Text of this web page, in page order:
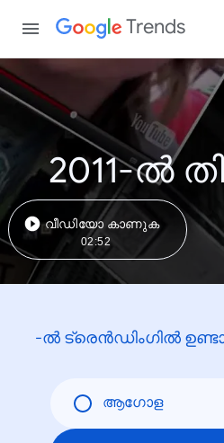
Trends
2011-ൽ
വീഡിയോ കാണുക
02:52
-ൽ ട്രെൻഡിംഗിൽ
ആഗോള